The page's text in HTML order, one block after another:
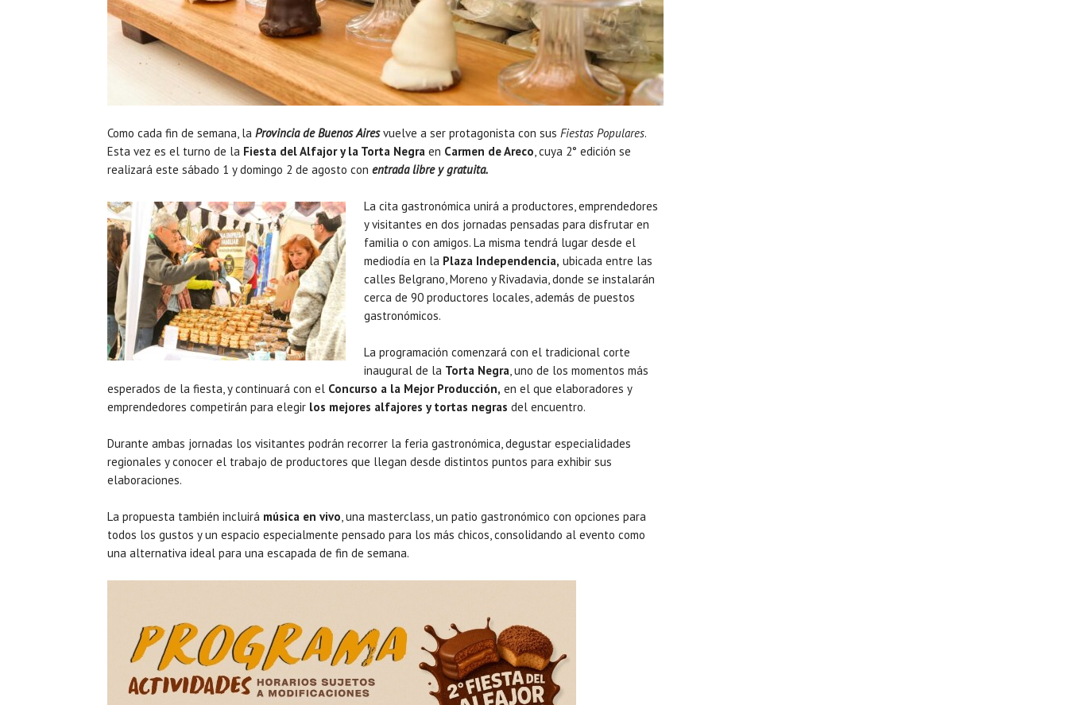
Como cada fin de semana, la Provincia de Buenos Airesvuelve a ser protagonista con sus Fiestas Populares.
Esta vez es el turno de la Fiesta del Alfajor y la Torta Negra en Carmen de Areco, cuya 2° edición se
realizará este sábado 1 y domingo 2 de agosto con entrada libre y gratuita.
La cita gastronómica unirá a productores, emprendedores
y visitantes en dos jornadas pensadas para disfrutar en
familia o con amigos. La misma tendrá lugar desde el
mediodía en la Plaza Independencia, ubicada entre las
calles Belgrano, Moreno y Rivadavia, donde se instalarán
cerca de 90 productores locales, además de puestos
gastronómicos.
La programación comenzará con el tradicional corte
inaugural de la Torta Negra, uno de los momentos más
esperados de la fiesta, y continuará con el Concurso a la Mejor Producción, en el que elaboradores y
emprendedores competirán para elegir los mejores alfajores y tortas negras del encuentro.
Durante ambas jornadas los visitantes podrán recorrer la feria gastronómica, degustar especialidades
regionales y conocer el trabajo de productores que llegan desde distintos puntos para exhibir sus
elaboraciones.
La propuesta también incluirá música en vivo, una masterclass, un patio gastronómico con opciones para
todos los gustos y un espacio especialmente pensado para los más chicos, consolidando al evento como
una alternativa ideal para una escapada de fin de semana.